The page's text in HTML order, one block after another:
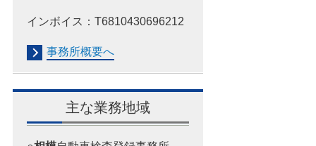
インボイス：T6810430696212
事務所概要へ
主な業務地域